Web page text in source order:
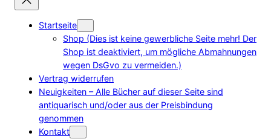
Startseite
Shop (Dies ist keine gewerbliche Seite mehr! Der
Shop ist deaktiviert, um mögliche Abmahnungen
wegen DsGvo zu vermeiden.)
Vertrag widerrufen
Neuigkeiten – Alle Bücher auf dieser Seite sind
antiquarisch und/oder aus der Preisbindung
genommen
Kontakt